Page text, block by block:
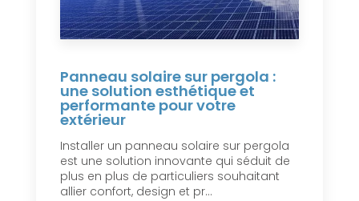
Panneau solaire sur pergola :
une solution esthétique et
performante pour votre
extérieur
Installer un panneau solaire sur pergola
est une solution innovante qui séduit de
plus en plus de particuliers souhaitant
allier confort, design et pr...